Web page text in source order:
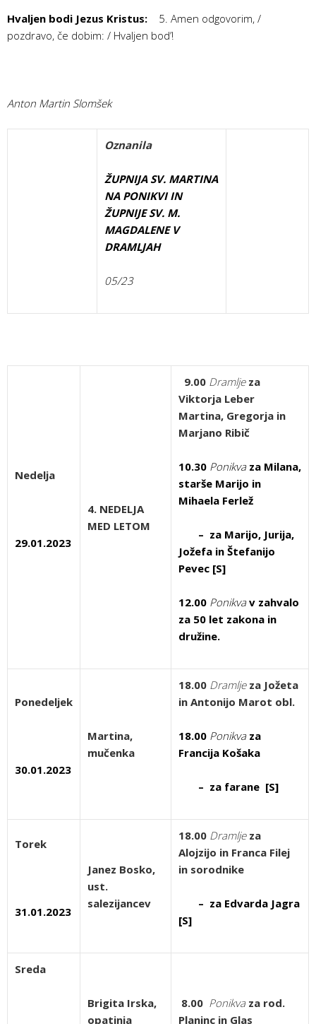
Hvaljen bodi Jezus Kristus: 5. Amen odgovorim, /
pozdravo, če dobim: / Hvaljen bod’!
Anton Martin Slomšek
Oznanila
ŽUPNIJA SV. MARTINA
NA PONIKVI IN
ŽUPNIJE SV. M.
MAGDALENE V
DRAMLJAH
05/23
Nedelja
29.01.2023
4. NEDELJA
MED LETOM
9.00 Dramljeza
Viktorja Leber
Martina, Gregorja in
Marjano Ribič
10.30 Ponikvaza Milana,
starše Marijo in
Mihaela Ferlež
– za Marijo, Jurija,
Jožefa in Štefanijo
Pevec [S]
12.00 Ponikvav zahvalo
za 50 let zakona in
družine.
Ponedeljek
30.01.2023
Martina,
mučenka
18.00 Dramljeza Jožeta
in Antonijo Marot obl.
18.00 Ponikva za
Francija Košaka
– za farane [S]
Torek
31.01.2023
Janez Bosko,
ust.
salezijancev
18.00 Dramlje za
Alojzijo in Franca Filej
in sorodnike
– za Edvarda Jagra
[S]
Sreda
Brigita Irska,
opatinja
8.00 Ponikva za rod.
Planinc in Glas